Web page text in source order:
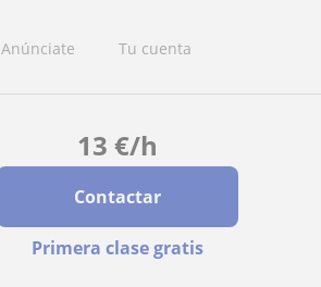
Anúnciate Tu cuenta
13 €/h
Contactar
Primera clase gratis